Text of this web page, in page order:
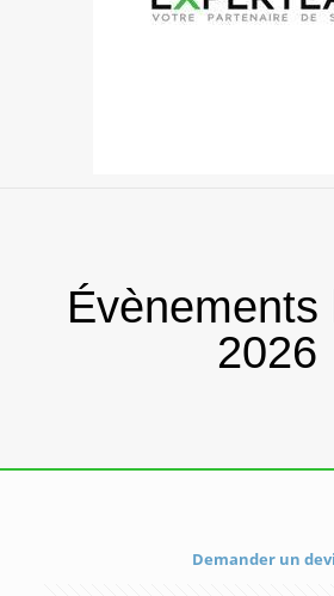
Évènements
2026
Demander un